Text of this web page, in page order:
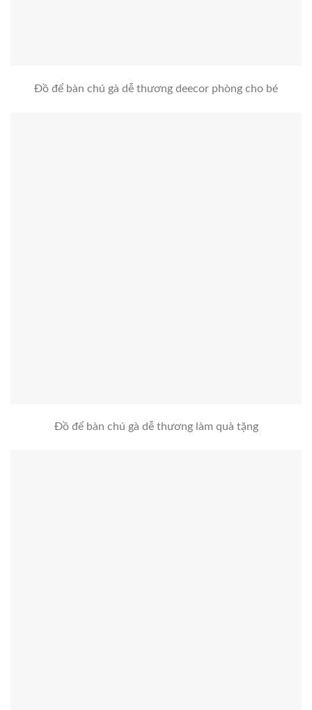
Đồ để bàn chú gà dễ thương deecor phòng cho bé
Đồ để bàn chú gà dễ thương làm quà tặng